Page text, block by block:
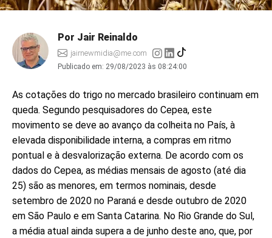
Por Jair Reinaldo
jairnewmidia@me.com
Publicado em: 29/08/2023 às 08:24:00
As cotações do trigo no mercado brasileiro continuam em
queda. Segundo pesquisadores do Cepea, este
movimento se deve ao avanço da colheita no País, à
elevada disponibilidade interna, a compras em ritmo
pontual e à desvalorização externa. De acordo com os
dados do Cepea, as médias mensais de agosto (até dia
25) são as menores, em termos nominais, desde
setembro de 2020 no Paraná e desde outubro de 2020
em São Paulo e em Santa Catarina. No Rio Grande do Sul,
a média atual ainda supera a de junho deste ano, que, por